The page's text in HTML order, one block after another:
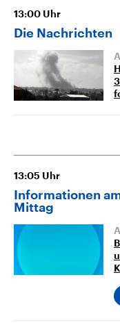
13:00 Uhr
Die Nachrichten
13:05 Uhr
Informationen
Mittag